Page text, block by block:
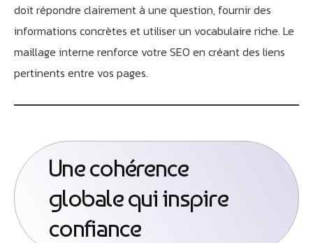
doit répondre clairement à une question, fournir des
informations concrètes et utiliser un vocabulaire riche. Le
maillage interne renforce votre SEO en créant des liens
pertinents entre vos pages.
Une cohérence
globale qui inspire
confiance